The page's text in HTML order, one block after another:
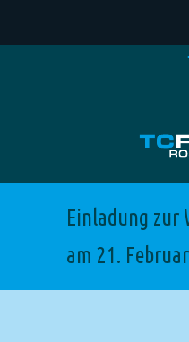
Einladung zur
am 21.